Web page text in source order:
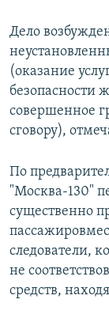
Дело
(оказание
безопасности
совершенное
сговору),
По
"Москва-130"
существенно
следователи,
не
средств,